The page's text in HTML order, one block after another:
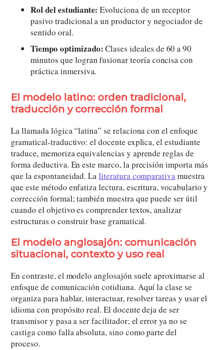
Rol del estudiante: Evoluciona de un receptor
pasivo tradicional a un productor y negociador de
sentido oral.
Tiempo optimizado:Clases ideales de 60 a 90
minutos que logran fusionar teoría concisa con
práctica inmersiva.
El modelo latino: orden tradicional,
traducción y corrección formal
La llamada lógica “latina” se relaciona con el enfoque
gramatical-traductivo: el docente explica, el estudiante
traduce, memoriza equivalencias y aprende reglas de
forma deductiva. En este marco, la precisión importa más
que la espontaneidad. Laliteratura comparativamuestra
que este método enfatiza lectura, escritura, vocabulario y
corrección formal; también muestra que puede ser útil
cuando el objetivo es comprender textos, analizar
estructuras o construir base gramatical.
El modelo anglosajón: comunicación
situacional, contexto y uso real
En contraste, el modelo anglosajón suele aproximarse al
enfoque de comunicación cotidiana. Aquí la clase se
organiza para hablar, interactuar, resolver tareas y usar el
idioma con propósito real. El docente deja de ser
transmisor y pasa a ser facilitador; el error ya no se
castiga como falla absoluta, sino como parte del
proceso.